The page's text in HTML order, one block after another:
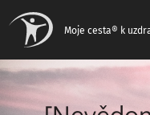
Moje cesta® k